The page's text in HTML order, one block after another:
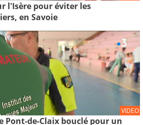
l'Isère pour éviter les
en Savoie
VIDEO
Pont-de-Claix bouclé pour un